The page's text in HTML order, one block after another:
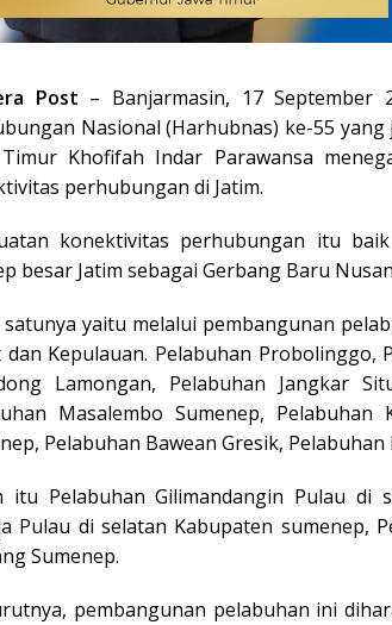
Post – Banjarmasin, 17 September
Nasional (Harhubnas) ke-55
Timur Khofifah Indar Parawansa
perhubungan di Jatim.
konektivitas perhubungan itu
besar Jatim sebagai Gerbang Baru
satunya yaitu melalui pembangunan
dan Kepulauan. Pelabuhan Probolinggo,
Lamongan, Pelabuhan Jangkar
Masalembo Sumenep, Pelabuhan
Pelabuhan Bawean Gresik,
itu Pelabuhan Gilimandangin Pulau di
Pulau di selatan Kabupaten sumenep,
Sumenep.
pembangunan pelabuhan ini